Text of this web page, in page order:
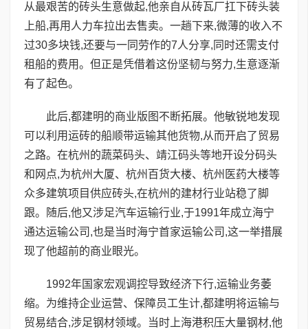
从最艰苦的砖头生意做起,他亲自从砖瓦厂扛下砖头装
上船,再用人力车拉出去售卖。一趟下来,微薄的收入不
过30多块钱,还要与一同劳作的7人分享,同时还需支付
租船的费用。但正是凭借着这份坚韧与努力,生意逐渐
有了起色。
此后,都建明的商业版图不断拓展。他敏锐地发现
可以利用运砖的船顺带运输其他货物,从而开启了贸易
之路。在杭州的蔬菜码头、靖江码头等地开设分码头
和网点,为杭州大厦、杭州百货大楼、杭州医药大楼等
众多建筑项目供应砖头,在杭州的建材行业站稳了脚
跟。随后,他又涉足汽车运输行业,于1991年成立海宁
通达运输公司,也是当时海宁首家运输公司,这一举措展
现了他超前的商业眼光。
1992年国家宏观调控导致经济下行,运输业务萎
缩。为维持企业运营、保障员工生计,都建明将运输与
贸易结合,涉足钢材领域。当时上海港积压大量钢材,他